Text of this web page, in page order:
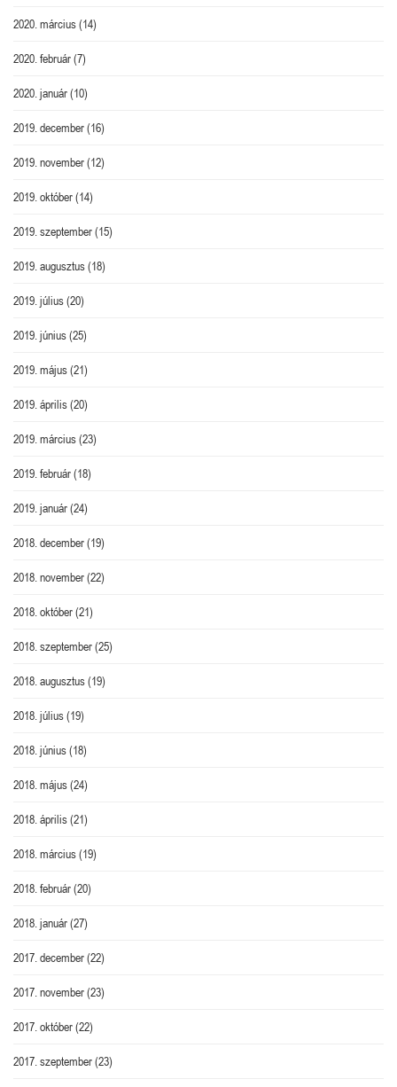
2020. március(14)
2020. február(7)
2020. január(10)
2019. december(16)
2019. november(12)
2019. október(14)
2019. szeptember(15)
2019. augusztus(18)
2019. július(20)
2019. június(25)
2019. május(21)
2019. április(20)
2019. március(23)
2019. február(18)
2019. január(24)
2018. december(19)
2018. november(22)
2018. október(21)
2018. szeptember(25)
2018. augusztus(19)
2018. július(19)
2018. június(18)
2018. május(24)
2018. április(21)
2018. március(19)
2018. február(20)
2018. január(27)
2017. december(22)
2017. november(23)
2017. október(22)
2017. szeptember(23)